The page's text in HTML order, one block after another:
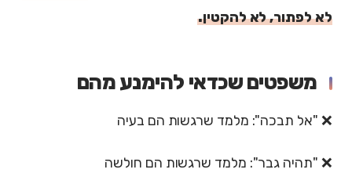
לא לפתור, לא להקטין.
משפטים שכדאי להימנע מהם
❌ "אל תבכה": מלמד שרגשות הם בעיה
❌ "תהיה גבר": מלמד שרגשות הם חולשה